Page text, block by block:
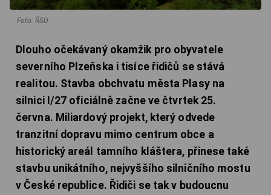
Foto: ŘSD
Dlouho očekávaný okamžik pro obyvatele
severního Plzeňska i tisíce řidičů se stává
realitou. Stavba obchvatu města Plasy na
silnici I/27 oficiálně začne ve čtvrtek 25.
června. Miliardový projekt, který odvede
tranzitní dopravu mimo centrum obce a
historický areál tamního kláštera, přinese také
stavbu unikátního, nejvyššího silničního mostu
v České republice. Řidiči se tak v budoucnu